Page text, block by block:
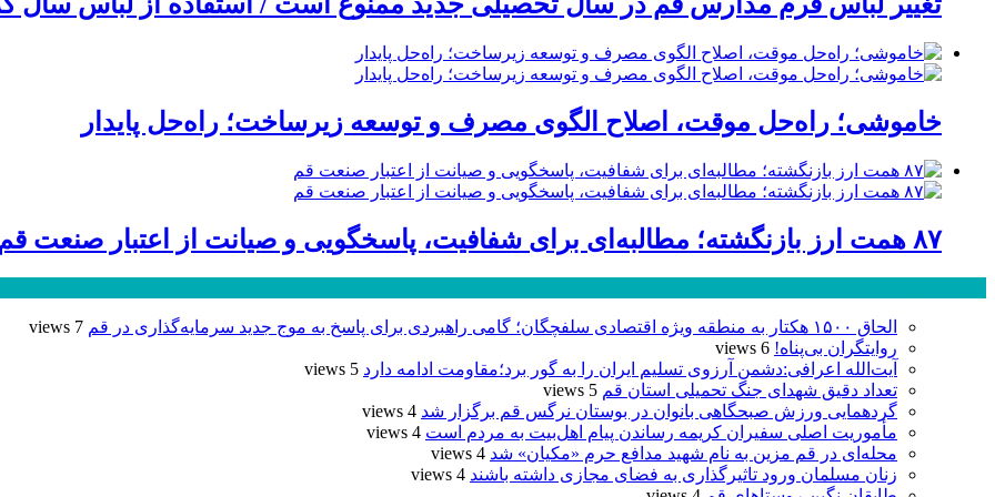
خاموشی؛ راه‌حل موقت، اصلاح الگوی مصرف و توسعه زیرساخت؛ راه‌حل پایدار
۸۷ همت ارز بازنگشته؛ مطالبه‌ای برای شفافیت، پاسخگویی و صیانت از اعتبار صنعت قم
الحاق ۱۵۰۰ هکتار به منطقه ویژه اقتصادی سلفچگان؛ گامی راهبردی برای پاسخ به موج جدید سرمایه‌گذاری در قم
7 views
روایتگران بی‌پناه! 6 views
آیت‌الله اعرافی:دشمن آرزوی تسلیم ایران را به گور برد؛مقاومت ادامه دارد 5 views
تعداد دقیق شهدای جنگ تحمیلی استان قم 5 views
گردهمایی ورزش صبحگاهی بانوان در بوستان نرگس قم برگزار شد 4 views
مأموریت اصلی سفیران کریمه رساندن پیام اهل‌بیت به مردم است 4 views
محله‌ای در قم مزین به نام شهید مدافع حرم «مکیان» شد 4 views
زنان مسلمان ورود تاثیرگذاری به فضای مجازی داشته باشند 4 views